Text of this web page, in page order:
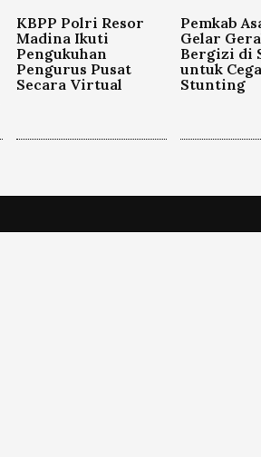
KBPP Polri Resor
Madina Ikuti
Pengukuhan
Pengurus Pusat
Secara Virtual
Pemkab
Gelar
Bergizi di
untuk
Stunting